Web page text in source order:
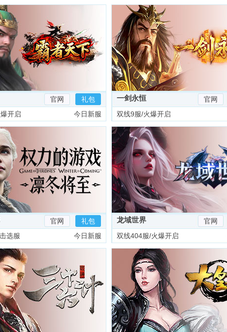
官网
礼包
今日新服
开启
一剑永恒 官网
双线9服/火爆开启
官网
礼包
今日新服
选服
龙域世界 官网
双线404服/火爆开启